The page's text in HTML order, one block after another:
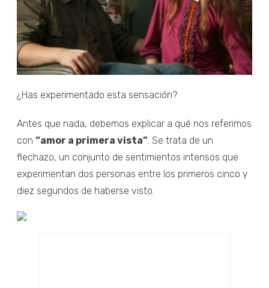
¿Has experimentado esta sensación?
Antes que nada, debemos explicar a qué nos referimos
con “amor a primera vista” . Se trata de un
flechazo, un conjunto de sentimientos intensos que
experimentan dos personas entre los primeros cinco y
diez segundos de haberse visto.